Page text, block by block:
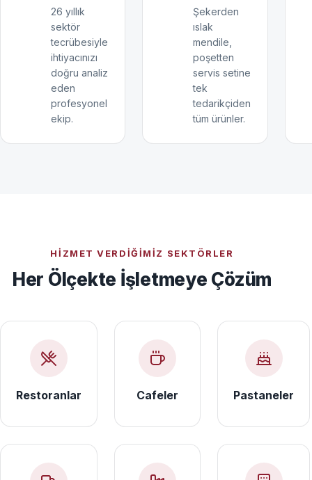
26 yıllık
sektör
tecrübesiyle
ihtiyacınızı
doğru analiz
eden
profesyonel
ekip.
Şekerden
ıslak
mendile,
poşetten
servis setine
tek
tedarikçiden
tüm ürünler.
HIZMET VERDIĞIMIZ SEKTÖRLER
Her Ölçekte İşletmeye Çözüm
Restoranlar Cafeler Pastaneler